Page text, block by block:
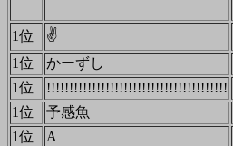
1位
✌
1位
かーずし
1位
!!!!!!!!!!!!!!!!!!!!!!!!!!!!!!!!!!!!!!!!
1位
予感魚
1位
A